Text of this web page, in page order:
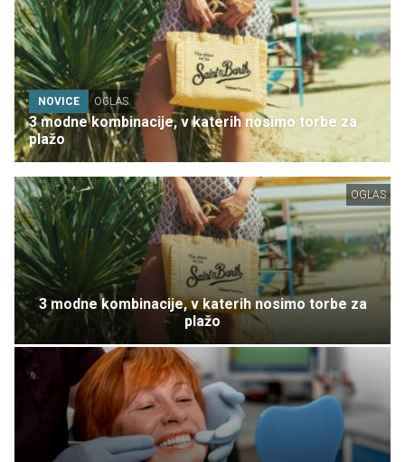
NOVICE OGLAS
3 modne kombinacije, v katerih nosimo torbe za
plažo
OGLAS
3 modne kombinacije, v katerih nosimo torbe za
plažo